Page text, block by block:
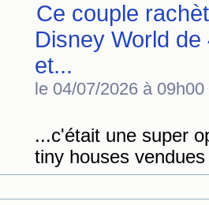
Ce couple
Disney World
et...
le 04/07/2026 à 09h00
...c'était une super
tiny houses